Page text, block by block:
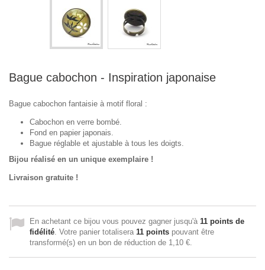
Bague cabochon - Inspiration japonaise
Bague cabochon fantaisie à motif floral :
Cabochon en verre bombé.
Fond en papier japonais.
Bague réglable et ajustable à tous les doigts.
Bijou réalisé en un unique exemplaire !
Livraison gratuite !
En achetant ce bijou vous pouvez gagner jusqu'à 11 points de
fidélité. Votre panier totalisera 11 points pouvant être
transformé(s) en un bon de réduction de 1,10 €.